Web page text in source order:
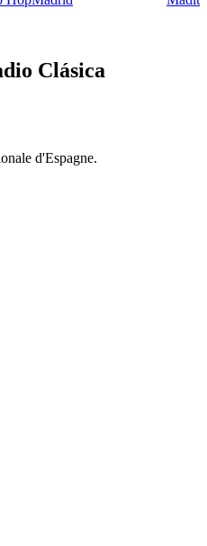
Clásica
d'Espagne.